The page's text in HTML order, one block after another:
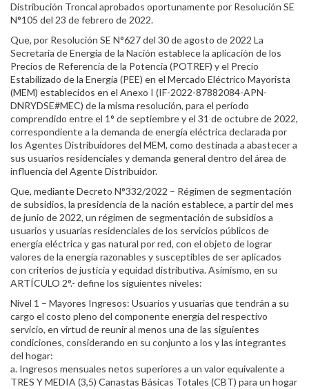
Distribución Troncal aprobados oportunamente por Resolución SE
N°105 del 23 de febrero de 2022.
Que, por Resolución SE N°627 del 30 de agosto de 2022 La
Secretaria de Energía de la Nación establece la aplicación de los
Precios de Referencia de la Potencia (POTREF) y el Precio
Estabilizado de la Energía (PEE) en el Mercado Eléctrico Mayorista
(MEM) establecidos en el Anexo I (IF-2022-87882084-APN-
DNRYDSE#MEC) de la misma resolución, para el período
comprendido entre el 1° de septiembre y el 31 de octubre de 2022,
correspondiente a la demanda de energía eléctrica declarada por
los Agentes Distribuidores del MEM, como destinada a abastecer a
sus usuarios residenciales y demanda general dentro del área de
influencia del Agente Distribuidor.
Que, mediante Decreto N°332/2022 – Régimen de segmentación
de subsidios, la presidencia de la nación establece, a partir del mes
de junio de 2022, un régimen de segmentación de subsidios a
usuarios y usuarias residenciales de los servicios públicos de
energía eléctrica y gas natural por red, con el objeto de lograr
valores de la energía razonables y susceptibles de ser aplicados
con criterios de justicia y equidad distributiva. Asimismo, en su
ARTÍCULO 2°.- define los siguientes niveles:
Nivel 1 – Mayores Ingresos: Usuarios y usuarias que tendrán a su
cargo el costo pleno del componente energía del respectivo
servicio, en virtud de reunir al menos una de las siguientes
condiciones, considerando en su conjunto a los y las integrantes
del hogar:
a. Ingresos mensuales netos superiores a un valor equivalente a
TRES Y MEDIA (3,5) Canastas Básicas Totales (CBT) para un hogar